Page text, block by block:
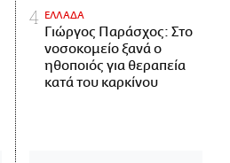
ΕΛΛΑΔΑ
Γιώργος Παράσχος: Στο
νοσοκομείο ξανά ο
ηθοποιός για θεραπεία
κατά του καρκίνου